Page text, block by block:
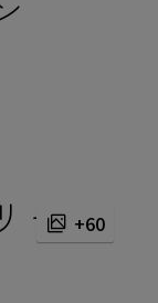
ー +60